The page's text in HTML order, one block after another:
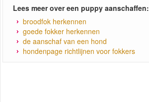
Lees meer over een puppy aanschaffen:
broodfok herkennen
goede fokker herkennen
de aanschaf van een hond
hondenpage richtlijnen voor fokkers